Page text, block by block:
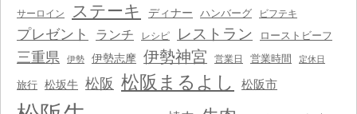
サーロイン ステーキ ディナー ハンバーグ ビフテキ
プレゼント ランチ レシピ レストラン ローストビーフ
三重県 伊勢 伊勢志摩 伊勢神宮 営業日 営業時間 定休日
旅行 松坂牛 松阪 松阪まるよし 松阪市